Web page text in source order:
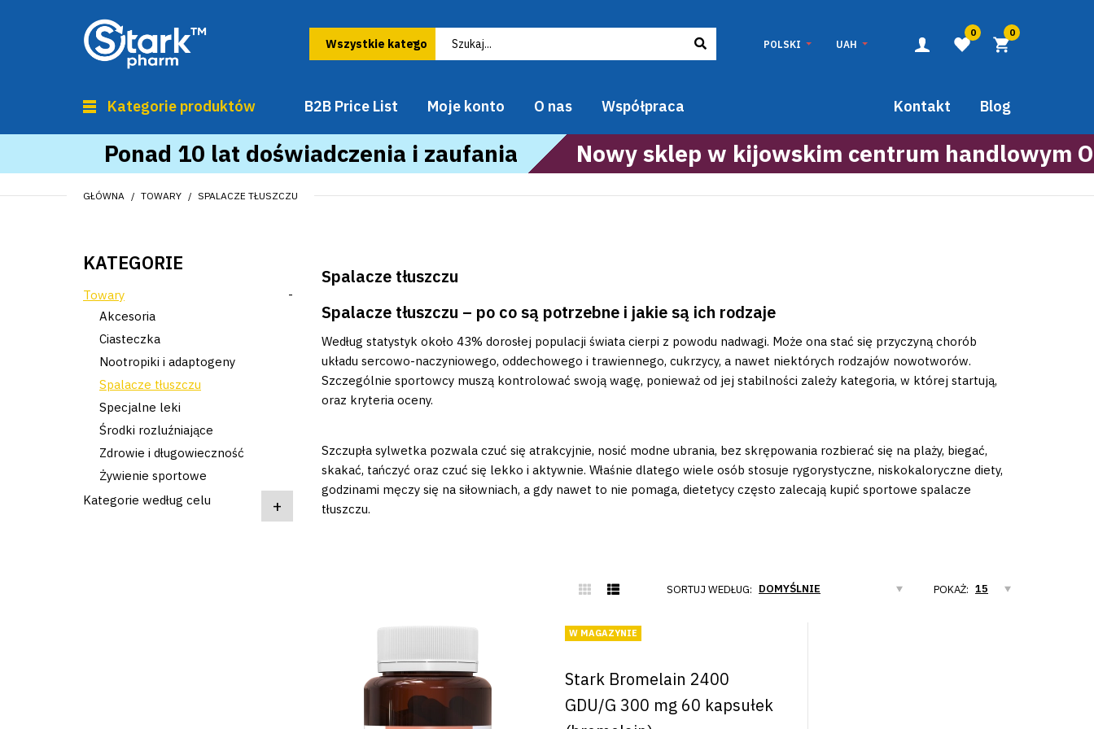
POLSKI UAH
0 0
Kategorie produktów B2B Price List Moje konto O nas Współpraca Blog
Kontakt
Ponad 10 lat doświadczenia i zaufania Nowy sklep w kijowskim centrum handlowym
GŁÓWNA TOWARY SPALACZE TŁUSZCZU
KATEGORIE
Towary -
Akcesoria
Ciasteczka
Nootropiki i adaptogeny
Spalacze tłuszczu
Specjalne leki
Środki rozluźniające
Zdrowie i długowieczność
Żywienie sportowe
Kategorie według celu
+
Spalacze tłuszczu
Spalacze tłuszczu – po co są potrzebne i jakie są ich rodzaje
Według statystyk około 43% dorosłej populacji świata cierpi z powodu nadwagi. Może ona stać się przyczyną chorób
układu sercowo-naczyniowego, oddechowego i trawiennego, cukrzycy, a nawet niektórych rodzajów nowotworów.
Szczególnie sportowcy muszą kontrolować swoją wagę, ponieważ od jej stabilności zależy kategoria, w której startują,
oraz kryteria oceny.
Szczupła sylwetka pozwala czuć się atrakcyjnie, nosić modne ubrania, bez skrępowania rozbierać się na plaży, biegać,
skakać, tańczyć oraz czuć się lekko i aktywnie. Właśnie dlatego wiele osób stosuje rygorystyczne, niskokaloryczne diety,
godzinami męczy się na siłowniach, a gdy nawet to nie pomaga, dietetycy często zalecają kupić sportowe spalacze
tłuszczu.
SORTUJ WEDŁUG: POKAŻ:
W MAGAZYNIE
Stark Bromelain 2400
GDU/G 300 mg 60 kapsułek